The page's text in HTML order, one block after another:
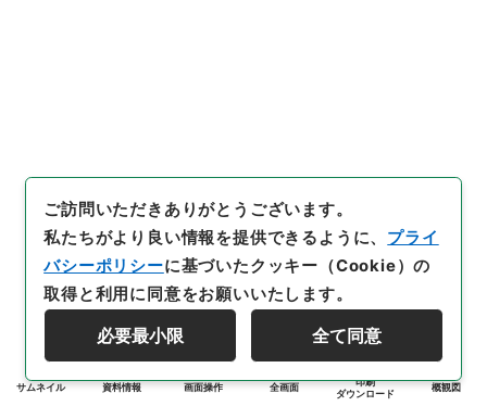
サムネイル 資料情報 画面操作 全画面
印刷
ダウンロード
概観図
ご訪問いただきありがとうございます。
私たちがより良い情報を提供できるように、 プライ
バシーポリシーに基づいたクッキー（Cookie）の
取得と利用に同意をお願いいたします。
必要最小限 全て同意